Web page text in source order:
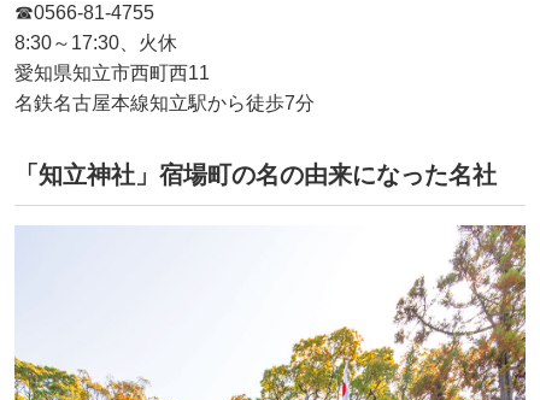
☎0566-81-4755
8:30～17:30、火休
愛知県知立市西町西11
名鉄名古屋本線知立駅から徒歩7分
「知立神社」宿場町の名の由来になった名社